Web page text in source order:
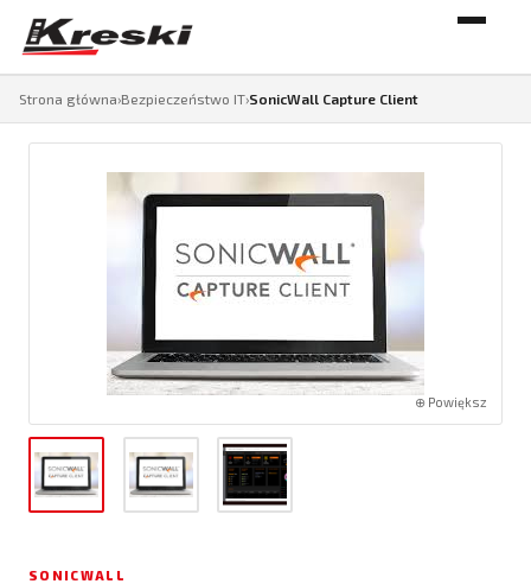
Strona główna›Bezpieczeństwo IT›SonicWall Capture Client
⊕ Powiększ
SONICWALL